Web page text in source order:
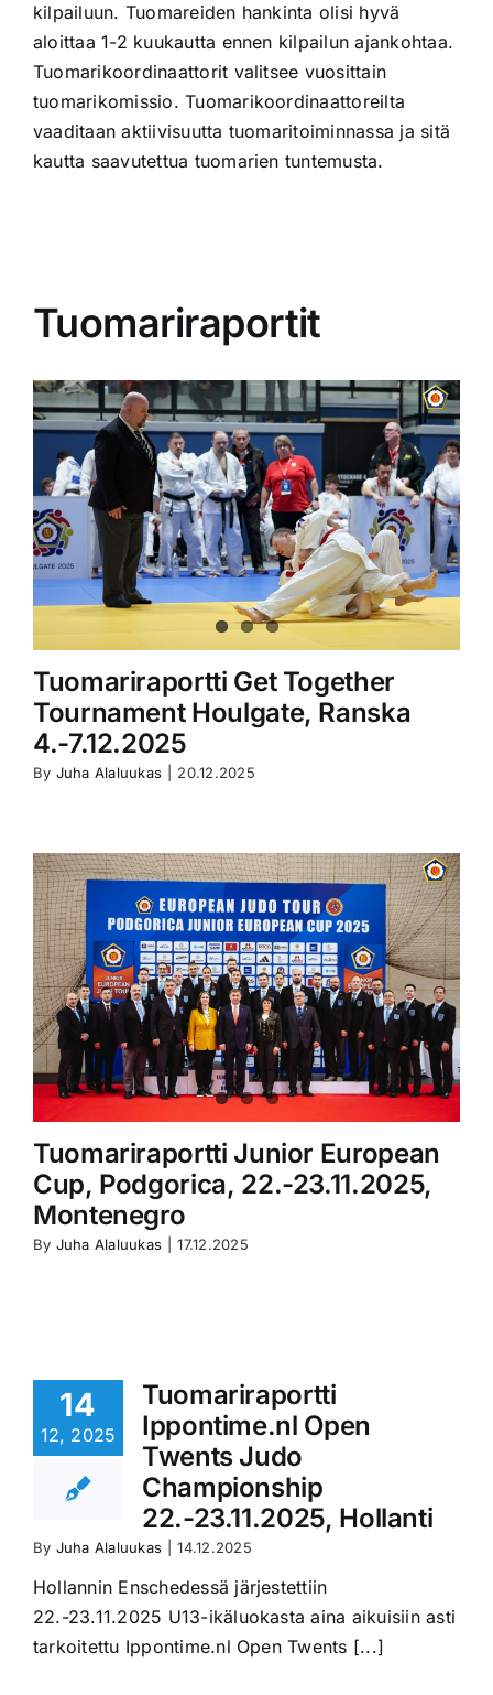
kilpailuun. Tuomareiden hankinta olisi hyvä
aloittaa 1-2 kuukautta ennen kilpailun ajankohtaa.
Tuomarikoordinaattorit valitsee vuosittain
tuomarikomissio. Tuomarikoordinaattoreilta
vaaditaan aktiivisuutta tuomaritoiminnassa ja sitä
kautta saavutettua tuomarien tuntemusta.
Tuomariraportit
Tuomariraportti Get Together
Tournament Houlgate, Ranska
4.-7.12.2025
By Juha Alaluukas 20.12.2025
Tuomariraportti Junior European
Cup, Podgorica, 22.-23.11.2025,
Montenegro
By Juha Alaluukas 17.12.2025
14
12, 2025
Tuomariraportti
Ippontime.nl Open
Twents Judo
Championship
22.-23.11.2025, Hollanti
By Juha Alaluukas 14.12.2025
Hollannin Enschedessä järjestettiin
22.-23.11.2025 U13-ikäluokasta aina aikuisiin asti
tarkoitettu Ippontime.nl Open Twents [...]